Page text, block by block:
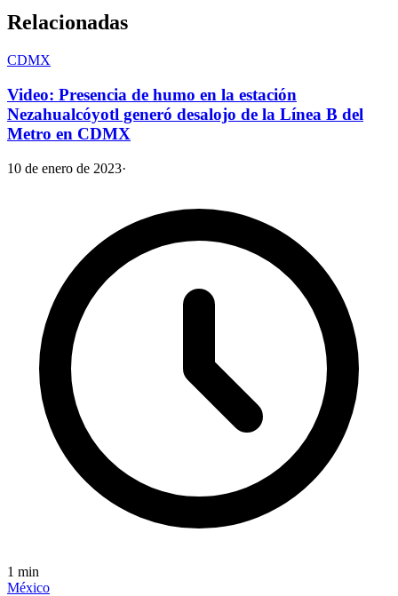
Relacionadas
CDMX
Video: Presencia de humo en la estación
Nezahualcóyotl generó desalojo de la Línea B del
Metro en CDMX
10 de enero de 2023·
1 min
México